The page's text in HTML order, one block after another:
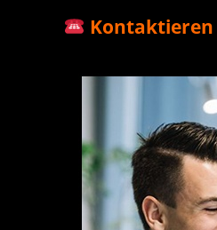
Kontaktieren